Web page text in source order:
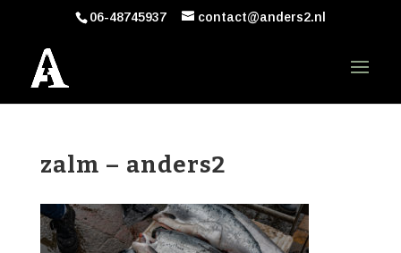
06-48745937 contact@anders2.nl
zalm – anders2